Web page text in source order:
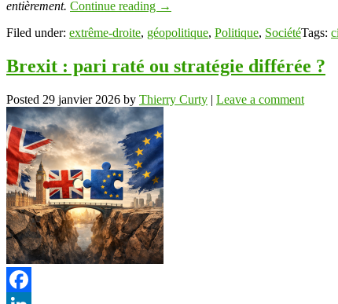
entièrement. Continue reading →
Filed under: extrême-droite, géopolitique, Politique, SociétéTags:
Brexit : pari raté ou stratégie différée ?
Posted 29 janvier 2026 by Thierry Curty | Leave a comment